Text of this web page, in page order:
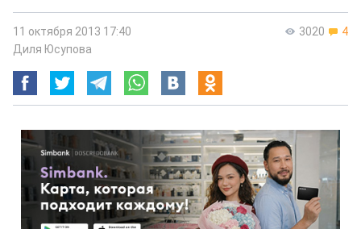
3020 4
11 октября 2013 17:40
Диля Юсупова